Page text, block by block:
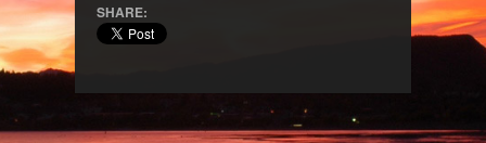
SHARE: